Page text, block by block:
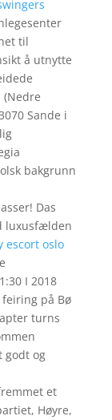
til
å utnytte
(Nedre
Sande i
bakgrunn
Das
luxusfælden
escort oslo
I 2018
på Bø
turns
godt og
et
Høyre,